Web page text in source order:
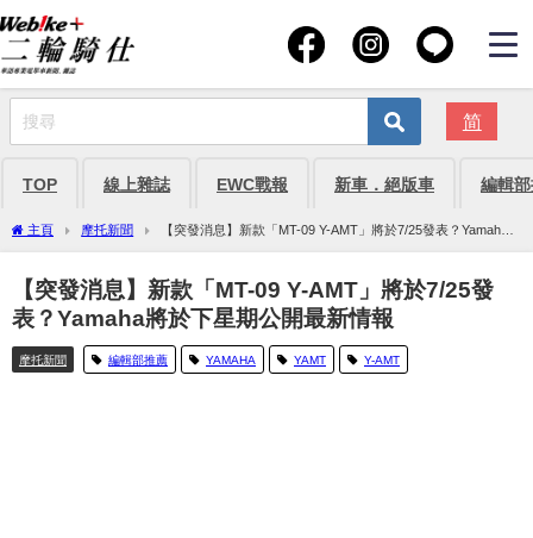
简
TOP 線上雜誌 EWC戰報 新車．絕版車 編輯
主頁 摩托新聞
【突發消息】新款「MT-09 Y-AMT」將於7/25發表？Yamaha
將於下星期公開最新情報
【突發消息】新款「MT-09 Y-AMT」將於7/25發
表？Yamaha將於下星期公開最新情報
摩托新聞 編輯部推薦 YAMAHA YAMT Y-AMT